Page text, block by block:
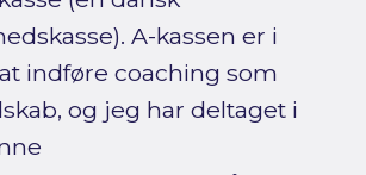
A-kassen er i
indføre coaching som
og jeg har deltaget i